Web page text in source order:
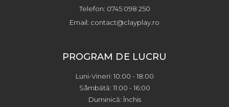
Telefon: 0745 098 250
Email: contact@clayplay.ro
PROGRAM DE LUCRU
Luni-Vineri: 10:00 - 18:00
Sâmbătă: 11:00 - 16:00
Duminică: Închis